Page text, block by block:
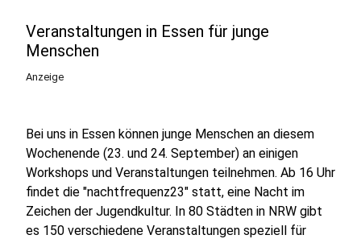
Veranstaltungen in Essen für junge
Menschen
Anzeige
Bei uns in Essen können junge Menschen an diesem
Wochenende (23. und 24. September) an einigen
Workshops und Veranstaltungen teilnehmen. Ab 16 Uhr
findet die "nachtfrequenz23" statt, eine Nacht im
Zeichen der Jugendkultur. In 80 Städten in NRW gibt
es 150 verschiedene Veranstaltungen speziell für